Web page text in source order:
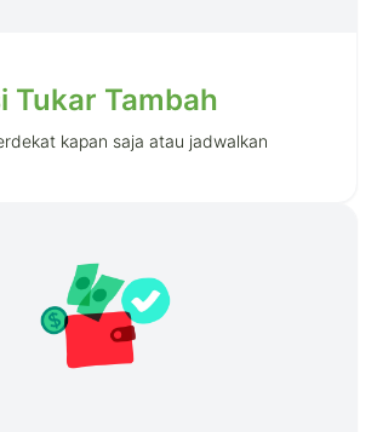
Tukar Tambah
kapan saja atau jadwalkan